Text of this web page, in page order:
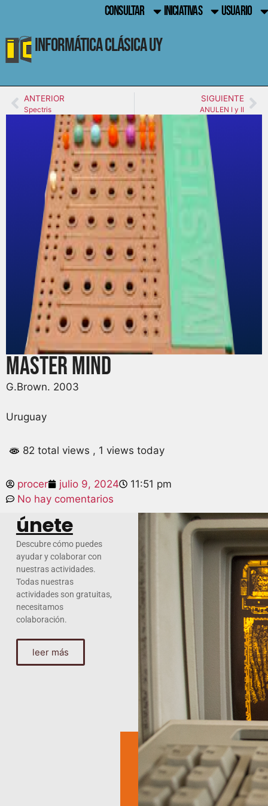
CONSULTAR INICIATIVAS USUARIO
Informática Clásica UY
ANTERIOR
Spectris
SIGUIENTE
ANULEN I y II
Master mind
G.Brown. 2003
Uruguay
82 total views , 1 views today
procer julio 9, 2024
11:51 pm
No hay comentarios
únete
Descubre cómo puedes
ayudar y colaborar con
nuestras actividades.
Todas nuestras
actividades son gratuitas,
necesitamos
colaboración.
leer más